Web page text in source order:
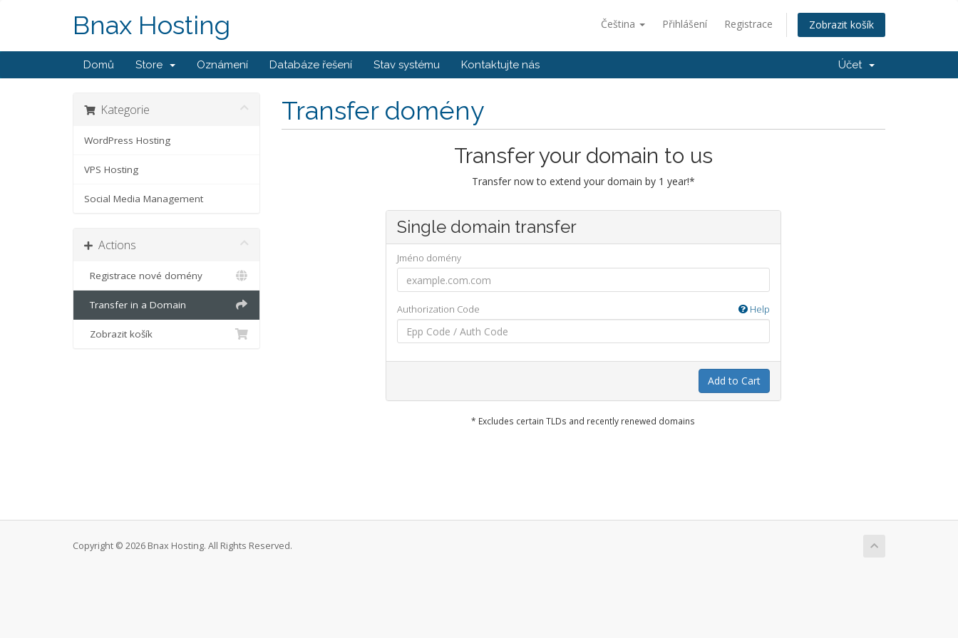
Čeština Přihlášení Registrace Zobrazit košík
Bnax Hosting
Domů Store Oznámení Databáze řešení Stav systému Kontaktujte nás Účet
Kategorie
WordPress Hosting
VPS Hosting
Social Media Management
Actions
Registrace nové domény
Transfer in a Domain
Zobrazit košík
Transfer domény
Transfer your domain to us
Transfer now to extend your domain by 1 year!*
Single domain transfer
Jméno domény
Authorization Code Help
Add to Cart
* Excludes certain TLDs and recently renewed domains
Copyright © 2026 Bnax Hosting. All Rights Reserved.